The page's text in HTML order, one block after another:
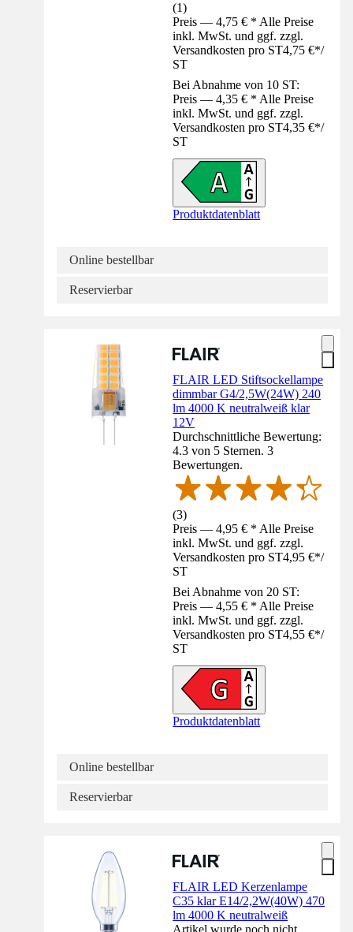
(1)
Preis — 4,75 € * Alle Preise
inkl. MwSt. und ggf. zzgl.
Versandkosten pro ST4,75 €*/
ST
Bei Abnahme von 10 ST:
Preis — 4,35 € * Alle Preise
inkl. MwSt. und ggf. zzgl.
Versandkosten pro ST4,35 €*/
ST
Produktdatenblatt
Online bestellbar
Reservierbar
FLAIR LED Stiftsockellampe
dimmbar G4/2,5W(24W) 240
lm 4000 K neutralweiß klar
12V
Durchschnittliche Bewertung:
4.3 von 5 Sternen. 3
Bewertungen.
(3)
Preis — 4,95 € * Alle Preise
inkl. MwSt. und ggf. zzgl.
Versandkosten pro ST4,95 €*/
ST
Bei Abnahme von 20 ST:
Preis — 4,55 € * Alle Preise
inkl. MwSt. und ggf. zzgl.
Versandkosten pro ST4,55 €*/
ST
Produktdatenblatt
Online bestellbar
Reservierbar
FLAIR LED Kerzenlampe
C35 klar E14/2,2W(40W) 470
lm 4000 K neutralweiß
Artikel wurde noch nicht